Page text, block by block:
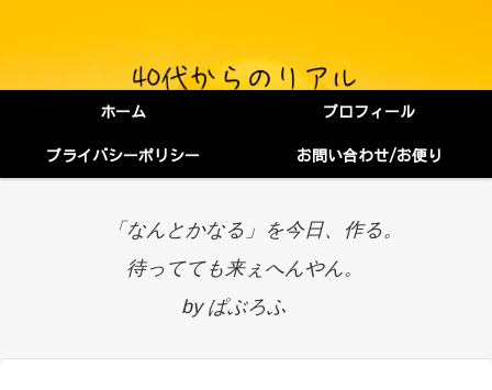
ホーム プロフィール
プライバシーポリシー お問い合わせ/お便り
「なんとかなる」を今日、作る。
待ってても来ぇへんやん。
by ぱぶろふ